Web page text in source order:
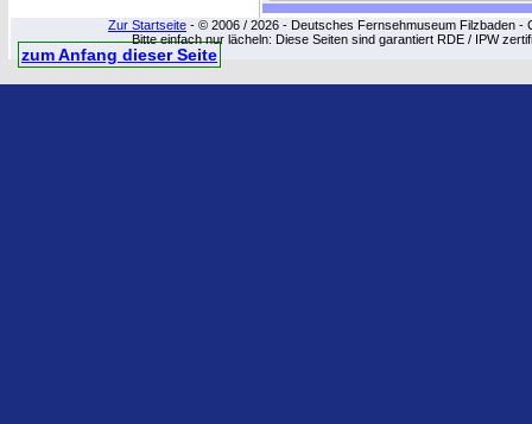
Zur Startseite - © 2006 / 2026 - Deutsches Fernsehmuseum Filzbaden -
Bitte einfach nur lächeln: Diese Seiten sind garantiert RDE / IPW
zum Anfang dieser Seite